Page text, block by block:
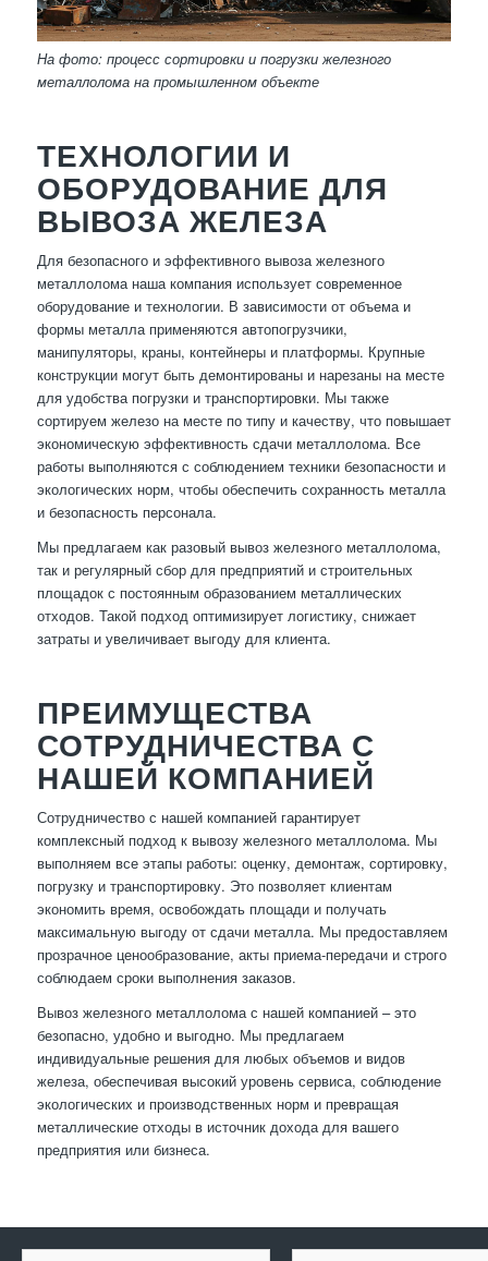
На фото: процесс сортировки и погрузки железного
металлолома на промышленном объекте
ТЕХНОЛОГИИ И
ОБОРУДОВАНИЕ ДЛЯ
ВЫВОЗА ЖЕЛЕЗА
Для безопасного и эффективного вывоза железного
металлолома наша компания использует современное
оборудование и технологии. В зависимости от объема и
формы металла применяются автопогрузчики,
манипуляторы, краны, контейнеры и платформы. Крупные
конструкции могут быть демонтированы и нарезаны на месте
для удобства погрузки и транспортировки. Мы также
сортируем железо на месте по типу и качеству, что повышает
экономическую эффективность сдачи металлолома. Все
работы выполняются с соблюдением техники безопасности и
экологических норм, чтобы обеспечить сохранность металла
и безопасность персонала.
Мы предлагаем как разовый вывоз железного металлолома,
так и регулярный сбор для предприятий и строительных
площадок с постоянным образованием металлических
отходов. Такой подход оптимизирует логистику, снижает
затраты и увеличивает выгоду для клиента.
ПРЕИМУЩЕСТВА
СОТРУДНИЧЕСТВА С
НАШЕЙ КОМПАНИЕЙ
Сотрудничество с нашей компанией гарантирует
комплексный подход к вывозу железного металлолома. Мы
выполняем все этапы работы: оценку, демонтаж, сортировку,
погрузку и транспортировку. Это позволяет клиентам
экономить время, освобождать площади и получать
максимальную выгоду от сдачи металла. Мы предоставляем
прозрачное ценообразование, акты приема-передачи и строго
соблюдаем сроки выполнения заказов.
Вывоз железного металлолома с нашей компанией – это
безопасно, удобно и выгодно. Мы предлагаем
индивидуальные решения для любых объемов и видов
железа, обеспечивая высокий уровень сервиса, соблюдение
экологических и производственных норм и превращая
металлические отходы в источник дохода для вашего
предприятия или бизнеса.